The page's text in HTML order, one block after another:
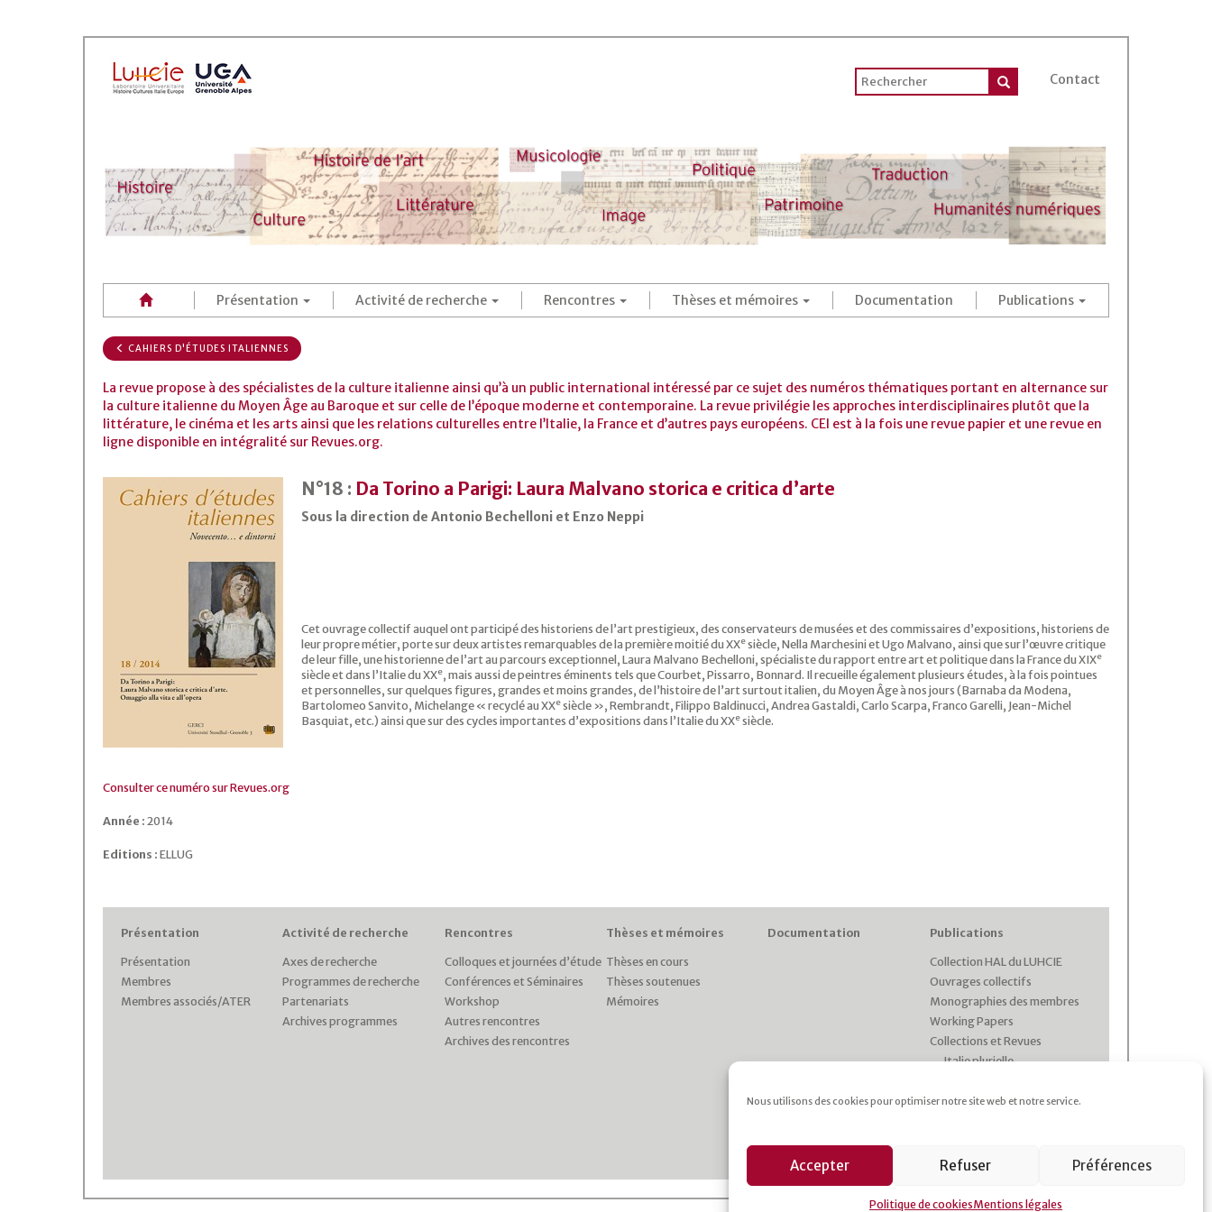
Nous utilisons des cookies pour optimiser notre site web et notre service.
Accepter Refuser Préférences
Politique de cookiesMentions légales
Contact
Présentation Activité de recherche Rencontres Thèses et mémoires Documentation Publications
CAHIERS D'ÉTUDES ITALIENNES
La revue propose à des spécialistes de la culture italienne ainsi qu’à un public international intéressé par ce sujet des numéros thématiques portant en alternance sur
la culture italienne du Moyen Âge au Baroque et sur celle de l’époque moderne et contemporaine. La revue privilégie les approches interdisciplinaires plutôt que la
littérature, le cinéma et les arts ainsi que les relations culturelles entre l’Italie, la France et d’autres pays européens. CEI est à la fois une revue papier et une revue en
ligne disponible en intégralité sur Revues.org.
N°18 : Da Torino a Parigi: Laura Malvano storica e critica d’arte
Sous la direction de Antonio Bechelloni et Enzo Neppi
Cet ouvrage collectif auquel ont participé des historiens de l’art prestigieux, des conservateurs de musées et des commissaires d’expositions, historiens de
leur propre métier, porte sur deux artistes remarquables de la première moitié du XXesiècle, Nella Marchesini et Ugo Malvano, ainsi que sur l’œuvre critique
de leur fille, une historienne de l’art au parcours exceptionnel, Laura Malvano Bechelloni, spécialiste du rapport entre art et politique dans la France du XIXe
siècle et dans l’Italie du XXe, mais aussi de peintres éminents tels que Courbet, Pissarro, Bonnard. Il recueille également plusieurs études, à la fois pointues
et personnelles, sur quelques figures, grandes et moins grandes, de l’histoire de l’art surtout italien, du Moyen Âge à nos jours (Barnaba da Modena,
Bartolomeo Sanvito, Michelange « recyclé au XXesiècle », Rembrandt, Filippo Baldinucci, Andrea Gastaldi, Carlo Scarpa, Franco Garelli, Jean-Michel
Basquiat, etc.) ainsi que sur des cycles importantes d’expositions dans l’Italie du XXesiècle.
Consulter ce numéro sur Revues.org
Année : 2014
Editions : ELLUG
Présentation
Présentation
Membres
Membres associés/ATER
Activité de recherche
Axes de recherche
Programmes de recherche
Partenariats
Archives programmes
Rencontres
Colloques et journées d’étude
Conférences et Séminaires
Workshop
Autres rencontres
Archives des rencontres
Thèses et mémoires
Thèses en cours
Thèses soutenues
Mémoires
Documentation Publications
Collection HAL du LUHCIE
Ouvrages collectifs
Monographies des membres
Working Papers
Collections et Revues
Italie plurielle
Les cahiers du CRHIPA